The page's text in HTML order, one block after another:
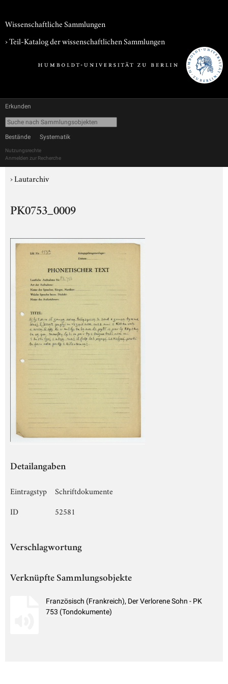
Wissenschaftliche Sammlungen
› Teil-Katalog der wissenschaftlichen Sammlungen
Erkunden
Bestände Systematik
Nutzungsrechte
Anmelden zur Recherche
›Lautarchiv
PK0753_0009
Detailangaben
Eintragstyp
Schriftdokumente
ID
52581
Verschlagwortung
Verknüpfte Sammlungsobjekte
Französisch (Frankreich), Der Verlorene Sohn - PK
753 (Tondokumente)